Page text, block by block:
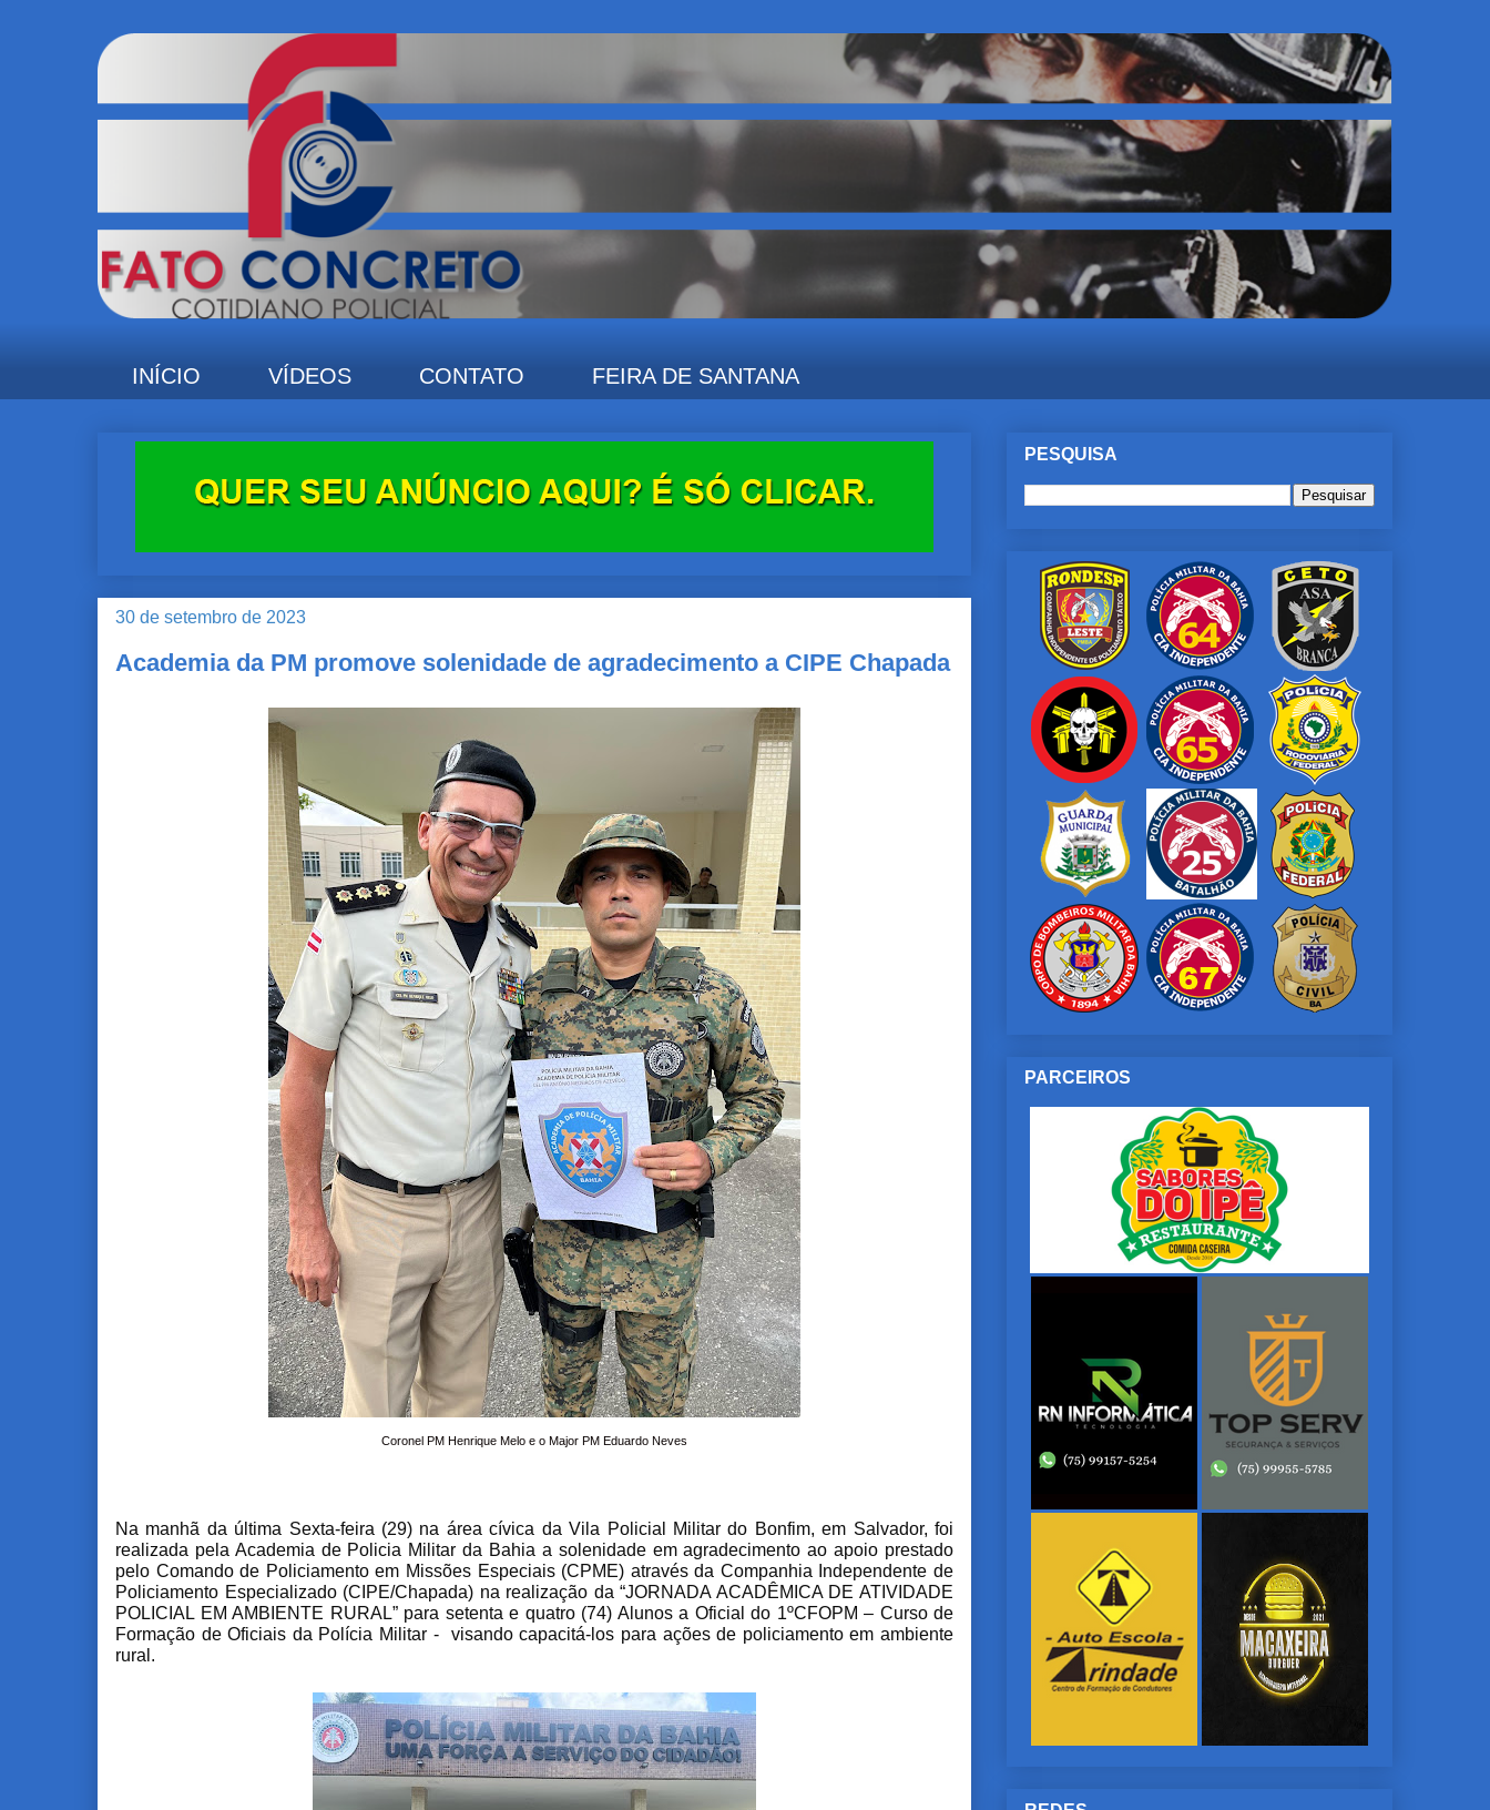
INÍCIO VÍDEOS CONTATO FEIRA DE SANTANA
30 de setembro de 2023
Academia da PM promove solenidade de agradecimento a CIPE Chapada
Coronel PM Henrique Melo e o Major PM Eduardo Neves
Na manhã da última Sexta-feira (29) na área cívica da Vila Policial Militar do Bonfim, em Salvador, foi
realizada pela Academia de Policia Militar da Bahia a solenidade em agradecimento ao apoio prestado
pelo Comando de Policiamento em Missões Especiais (CPME) através da Companhia Independente de
Policiamento Especializado (CIPE/Chapada) na realização da “JORNADA ACADÊMICA DE ATIVIDADE
POLICIAL EM AMBIENTE RURAL” para setenta e quatro (74) Alunos a Oficial do 1ºCFOPM – Curso de
Formação de Oficiais da Polícia Militar -
visando capacitá-los para ações de policiamento em ambiente
rural.
PESQUISA
PARCEIROS